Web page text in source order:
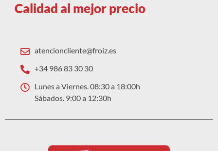
Calidad al mejor precio
atencioncliente@froiz.es
+34 986 83 30 30
Lunes a Viernes. 08:30 a 18:00h
Sábados. 9:00 a 12:30h